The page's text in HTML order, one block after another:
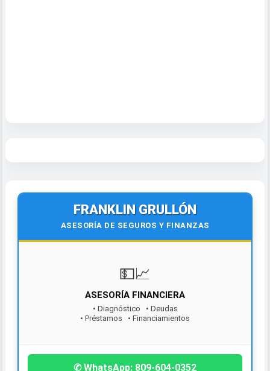
FRANKLIN GRULLÓN
ASESORÍA DE SEGUROS Y FINANZAS
• Diagnóstico • Deudas
• Préstamos • Financiamientos
¡Contáctanos hoy!
✆ WhatsApp: 809-604-0352